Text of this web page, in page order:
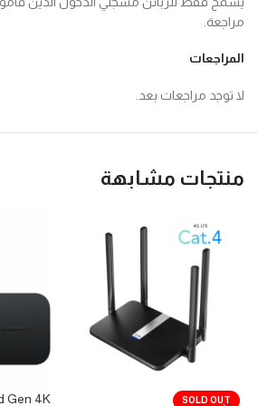
المراجعات
لا توجد مراجعات بعد.
مراجعة.
منتجات مشابهة
SOLD OUT
Gen 4K